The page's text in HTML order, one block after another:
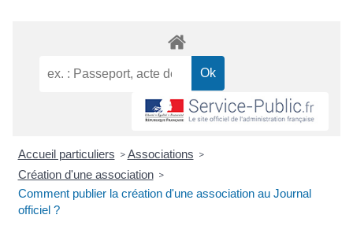
Accueil particuliers > Associations >
Création d'une association >
Comment publier la création d'une association au Journal
officiel ?